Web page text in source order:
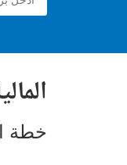
خطة